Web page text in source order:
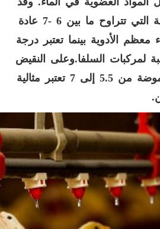
ثبت أن درجة الحموضة التي تتراوح ما بين 6 -7 عادة
معظم الأدوية بينما تعتبر درجة
بالنسبة لمركبات السلفا.وعلى النقيض
من ذلك،فإن درجة حموضة من 5.5 إلى 7 تعتبر مثالية